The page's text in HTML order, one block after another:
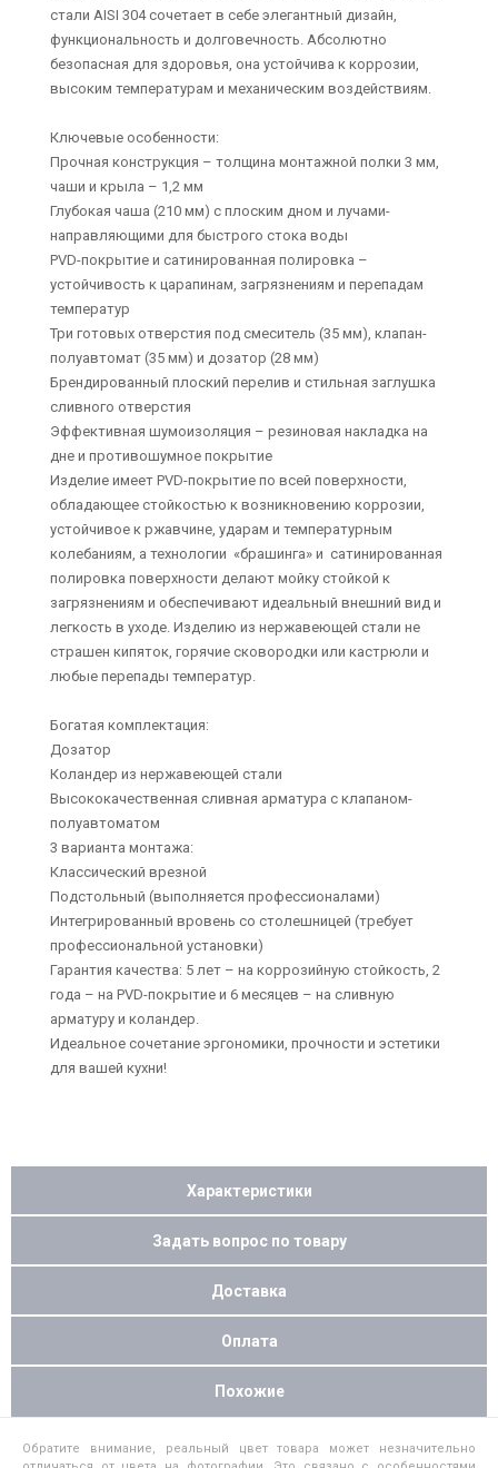
стали AISI 304 сочетает в себе элегантный дизайн,
функциональность и долговечность. Абсолютно
безопасная для здоровья, она устойчива к коррозии,
высоким температурам и механическим воздействиям.
Ключевые особенности:
Прочная конструкция – толщина монтажной полки 3 мм,
чаши и крыла – 1,2 мм
Глубокая чаша (210 мм) с плоским дном и лучами-
направляющими для быстрого стока воды
PVD-покрытие и сатинированная полировка –
устойчивость к царапинам, загрязнениям и перепадам
температур
Три готовых отверстия под смеситель (35 мм), клапан-
полуавтомат (35 мм) и дозатор (28 мм)
Брендированный плоский перелив и стильная заглушка
сливного отверстия
Эффективная шумоизоляция – резиновая накладка на
дне и противошумное покрытие
Изделие имеет PVD-покрытие по всей поверхности,
обладающее стойкостью к возникновению коррозии,
устойчивое к ржавчине, ударам и температурным
колебаниям, а технологии «брашинга» и сатинированная
полировка поверхности делают мойку стойкой к
загрязнениям и обеспечивают идеальный внешний вид и
легкость в уходе. Изделию из нержавеющей стали не
страшен кипяток, горячие сковородки или кастрюли и
любые перепады температур.
Богатая комплектация:
Дозатор
Коландер из нержавеющей стали
Высококачественная сливная арматура с клапаном-
полуавтоматом
3 варианта монтажа:
Классический врезной
Подстольный (выполняется профессионалами)
Интегрированный вровень со столешницей (требует
профессиональной установки)
Гарантия качества: 5 лет – на коррозийную стойкость, 2
года – на PVD-покрытие и 6 месяцев – на сливную
арматуру и коландер.
Идеальное сочетание эргономики, прочности и эстетики
для вашей кухни!
Характеристики
Задать вопрос по товару
Доставка
Оплата
Похожие
Обратите внимание, реальный цвет товара может незначительно